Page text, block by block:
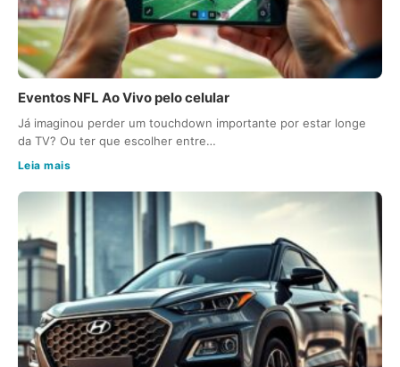
Eventos NFL Ao Vivo pelo celular
Já imaginou perder um touchdown importante por estar longe
da TV? Ou ter que escolher entre…
Leia mais